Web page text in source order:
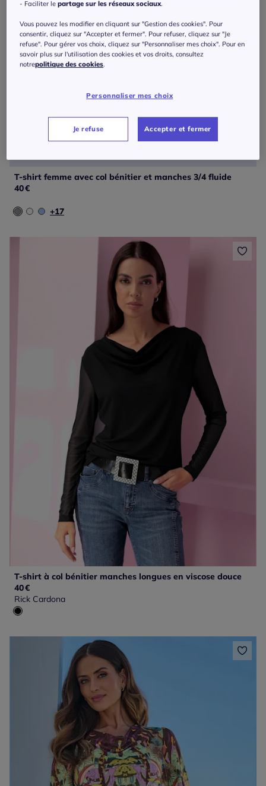
T-shirt femme avec col bénitier et manches 3/4 fluide
40€
+17
T-shirt à col bénitier manches longues en viscose douce
40€
Rick Cardona
- Faciliter lepartage sur les réseaux sociaux.
Vous pouvez les modifier en cliquant sur "Gestion des cookies". Pour
consentir, cliquez sur "Accepter et fermer". Pour refuser, cliquez sur "Je
refuse". Pour gérer vos choix, cliquez sur "Personnaliser mes choix". Pour en
savoir plus sur l'utilisation des cookies et vos droits, consultez
notrepolitique des cookies.
Personnaliser mes choix
Je refuse Accepter et fermer